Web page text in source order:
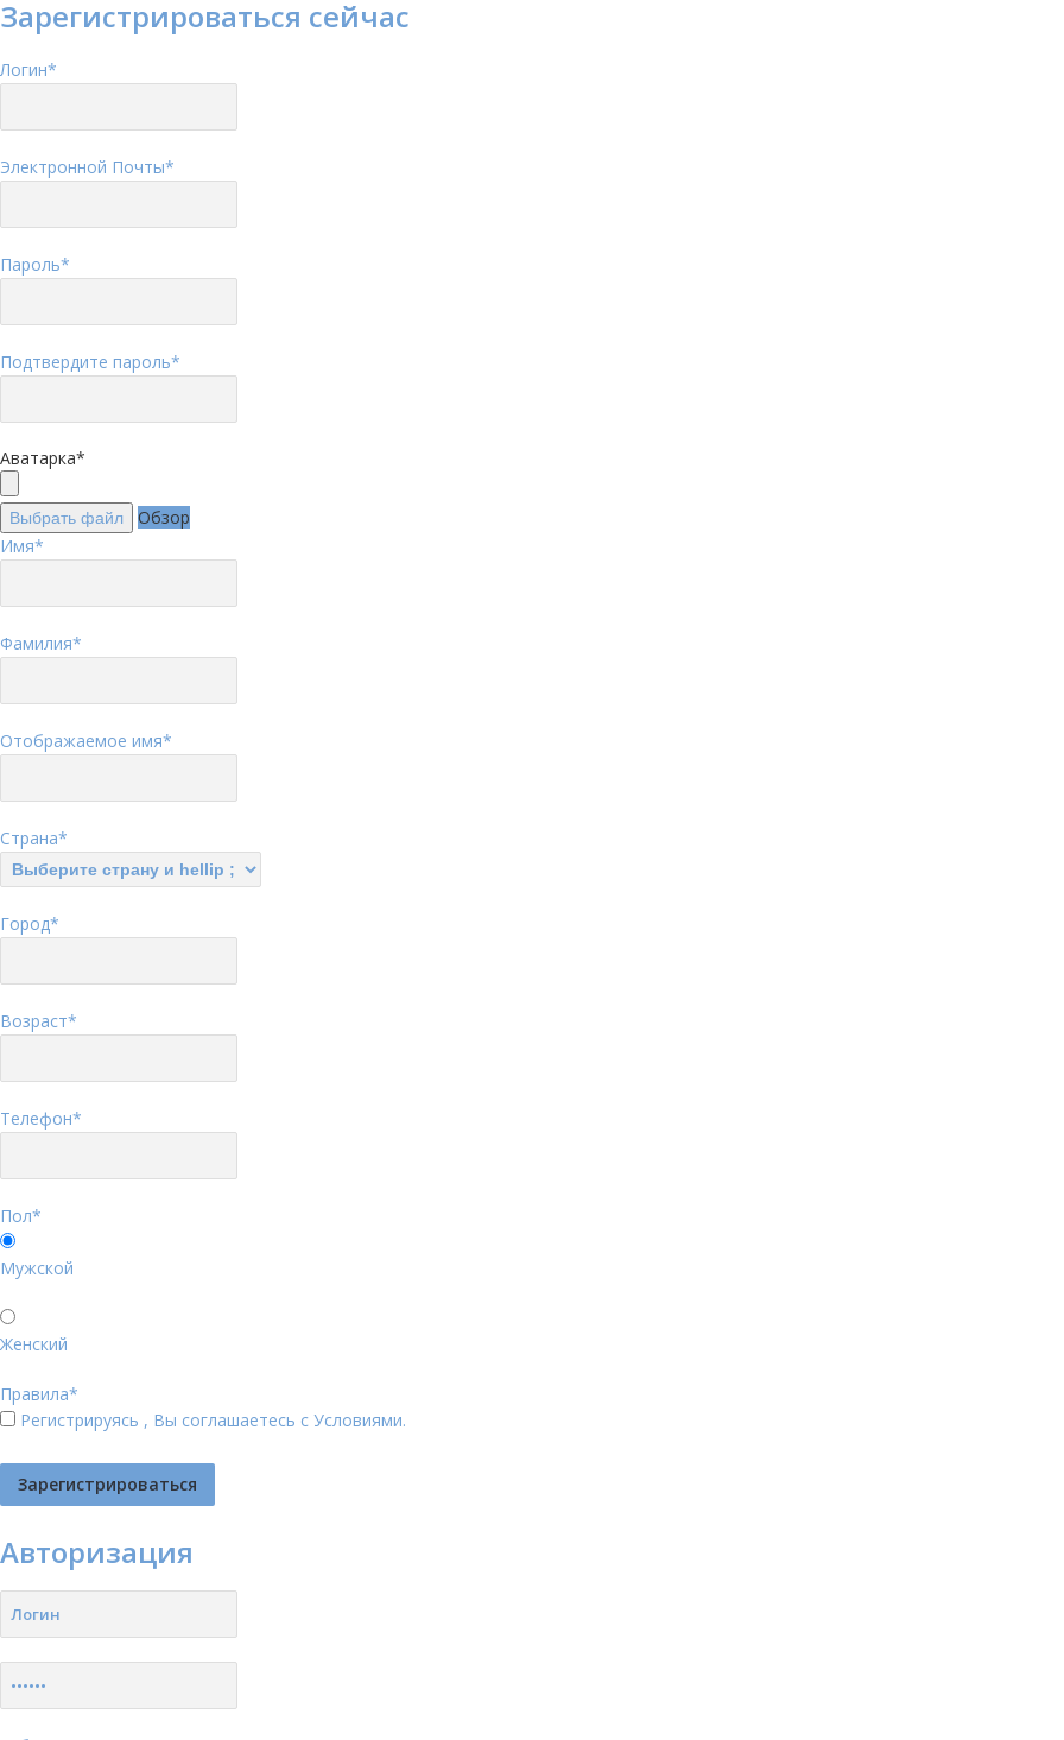
Зарегистрироваться сейчас
Логин*
Электронной Почты*
Пароль*
Подтвердите пароль*
Аватарка*
Выбрать файл
Обзор
Имя*
Фамилия*
Отображаемое имя*
Страна*
Город*
Возраст*
Телефон*
Пол*
Мужской
Женский
Правила*
Регистрируясь , Вы соглашаетесь с Условиями.
Авторизация